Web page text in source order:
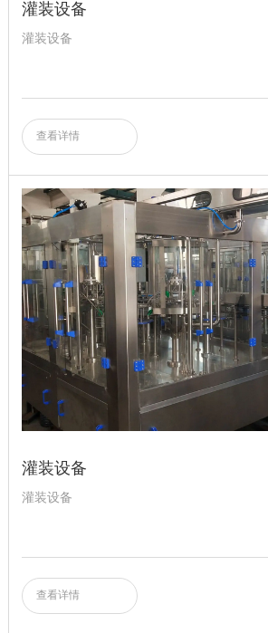
灌装设备
灌装设备
查看详情
灌装设备
灌装设备
查看详情